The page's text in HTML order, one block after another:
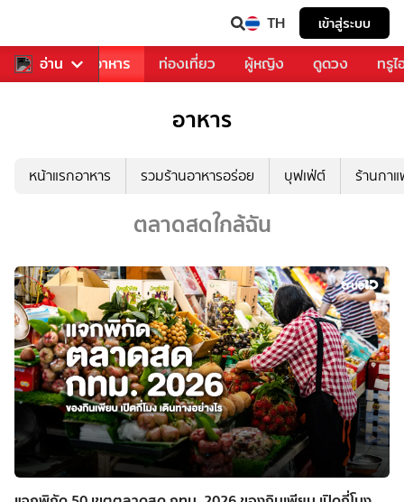
TH เข้าสู่ระบบ
อ่าน
การเพลง อาหาร ท่องเที่ยว ผู้หญิง ดูดวง ทรู
อาหาร
หน้าแรกอาหาร รวมร้านอาหารอร่อย บุฟเฟ่ต์ ร้านกา
ตลาดสดใกล้ฉัน